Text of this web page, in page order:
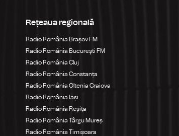
Rețeaua regională
Radio România Brașov FM
Radio România Bucureşti FM
Radio România Cluj
Radio România Constanța
Radio România Oltenia Craiova
Radio România Iași
Radio România Reșița
Radio România Târgu Mureș
Radio România Timișoara